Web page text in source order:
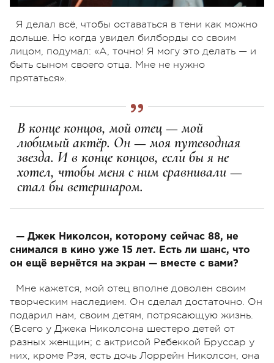
Я делал всё, чтобы оставаться в тени как можно
дольше. Но когда увидел билборды со своим
лицом, подумал: «А, точно! Я могу это делать — и
быть сыном своего отца. Мне не нужно
прятаться».
В конце концов, мой отец — мой
любимый актёр. Он — моя путеводная
звезда. И в конце концов, если бы я не
хотел, чтобы меня с ним сравнивали —
стал бы ветеринаром.
— Джек Николсон, которому сейчас 88, не
снимался в кино уже 15 лет. Есть ли шанс, что
он ещё вернётся на экран — вместе с вами?
Мне кажется, мой отец вполне доволен своим
творческим наследием. Он сделал достаточно. Он
подарил нам, своим детям, потрясающую жизнь.
(Всего у Джека Николсона шестеро детей от
разных женщин; с актрисой Ребеккой Бруссар у
них, кроме Рэя, есть дочь Лоррейн Николсон, она